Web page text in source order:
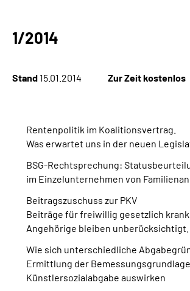
Online-Services
Inhalte in Gebärdensprache (DGS)
Leichte Sprache
1/2014
Stand 15.01.2014 Zur Zeit kostenlos
Rentenpolitik im Koalitionsvertrag.
Was erwartet uns in der neuen
BSG-Rechtsprechung:
im Einzelunternehmen von
Beitragszuschuss zur PKV
Beiträge für freiwillig gesetzlich
Angehörige bleiben unberücksichtigt.
Wie sich unterschiedliche
Ermittlung der
Künstlersozialabgabe auswirken